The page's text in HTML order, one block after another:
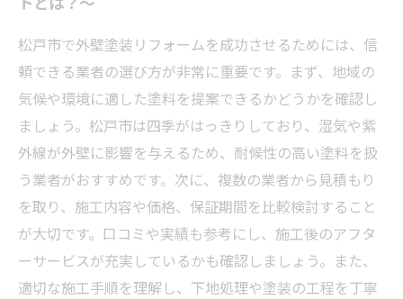
松戸市で外壁塗装リフォームを成功させるためには、信
頼できる業者の選び方が非常に重要です。まず、地域の
気候や環境に適した塗料を提案できるかどうかを確認し
ましょう。松戸市は四季がはっきりしており、湿気や紫
外線が外壁に影響を与えるため、耐候性の高い塗料を扱
う業者がおすすめです。次に、複数の業者から見積もり
を取り、施工内容や価格、保証期間を比較検討すること
が大切です。口コミや実績も参考にし、施工後のアフタ
ーサービスが充実しているかも確認しましょう。また、
適切な施工手順を理解し、下地処理や塗装の工程を丁寧